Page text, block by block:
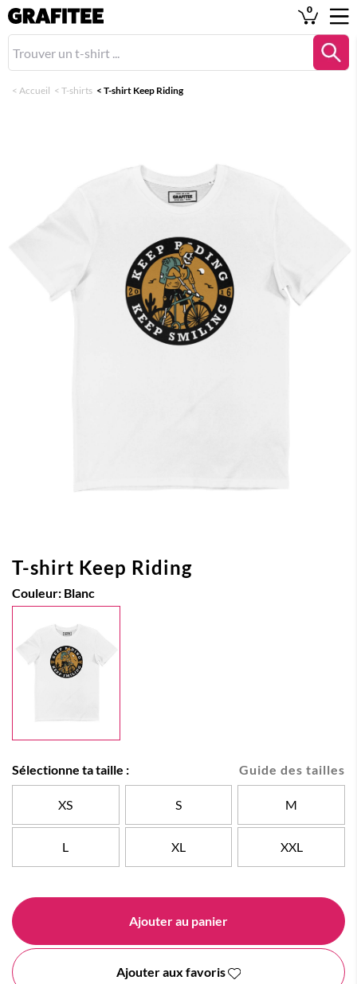
0
< Accueil < T-shirts < T-shirt Keep Riding
T-shirt Keep Riding
Couleur: Blanc
Guide des tailles
Sélectionne ta taille :
XS S M
L XL XXL
Ajouter au panier
Ajouter aux favoris